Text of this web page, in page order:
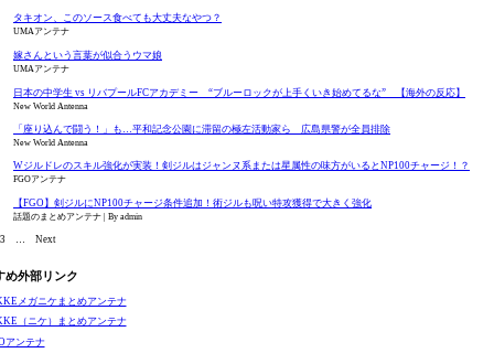
タキオン、このソース食べても大丈夫なやつ？
UMAアンテナ
嫁さんという言葉が似合うウマ娘
UMAアンテナ
日本の中学生 vs リバプールFCアカデミー “ブルーロックが上手くいき始めてるな” 【海外の反応】
New World Antenna
「座り込んで闘う！」も…平和記念公園に滞留の極左活動家ら 広島県警が全員排除
New World Antenna
Wジルドレのスキル強化が実装！剣ジルはジャンヌ系または星属性の味方がいるとNP100チャージ！？
FGOアンテナ
【FGO】剣ジルにNP100チャージ条件追加！術ジルも呪い特攻獲得で大きく強化
話題のまとめアンテナ By admin
3 Next
め外部リンク
メガニケまとめアンテナ
（ニケ）まとめアンテナ
アンテナ